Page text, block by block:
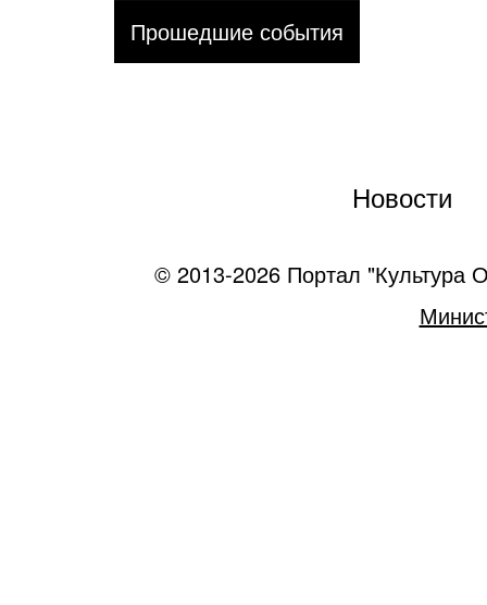
Прошедшие события
Новости
© 2013-2026 Портал "Культура